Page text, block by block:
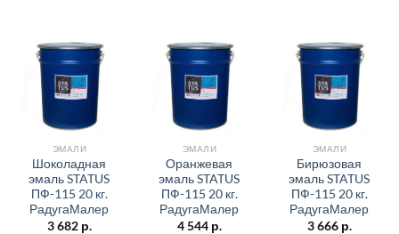
ЭМАЛИ
Шоколадная
эмаль STATUS
ПФ-115 20 кг.
РадугаМалер
3 682 р.
ЭМАЛИ
Оранжевая
эмаль STATUS
ПФ-115 20 кг.
РадугаМалер
4 544 р.
ЭМАЛИ
Бирюзовая
эмаль STATUS
ПФ-115 20 кг.
РадугаМалер
3 666 р.